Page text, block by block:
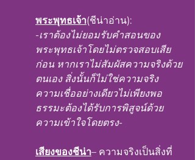
พระพุทธเจ้า(ชีน่าอ่าน):
-เราต้องไม่ยอมรับคำสอนของ
พระพุทธเจ้าโดยไม่ตรวจสอบเสีย
ก่อน หากเราไม่สัมผัสความจริงด้วย
ตนเอง สิ่งนั้นก็ไม่ใช่ความจริง
ความเชื่ออย่างเดียวไม่เพียงพอ
ธรรมะต้องได้รับการพิสูจน์ด้วย
ความเข้าใจโดยตรง-
เสียงของชีน่า– ความจริงเป็นสิ่งที่